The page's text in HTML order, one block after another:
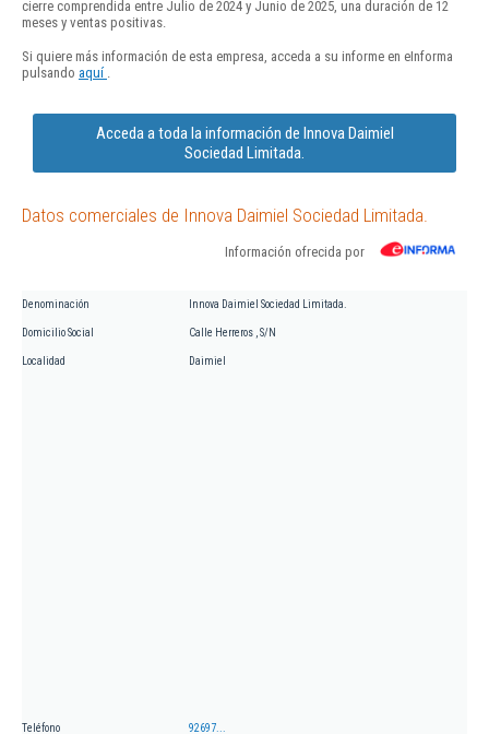
cierre comprendida entre Julio de 2024 y Junio de 2025, una duración de 12
meses y ventas positivas.
Si quiere más información de esta empresa, acceda a su informe en eInforma
pulsando aquí
Acceda a toda la información de Innova Daimiel
Sociedad Limitada.
Datos comerciales de Innova Daimiel Sociedad Limitada.
Información ofrecida por
Denominación Innova Daimiel Sociedad Limitada.
Domicilio Social Calle Herreros , S/N
Localidad Daimiel
Teléfono 92697...